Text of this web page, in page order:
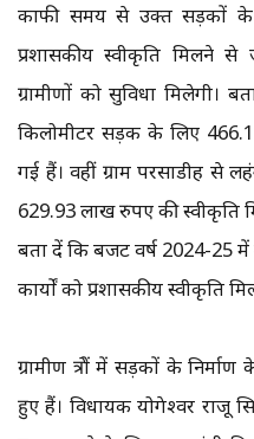
काफी समय से उक्त सड़कों के
प्रशासकीय स्वीकृति मिलने
ग्रामीणों को सुविधा मिलेगी।
किलोमीटर सड़क के लिए
गई हैं। वहीं ग्राम परसाडीह से
629.93 लाख रुपए की स्वीकृति
बता दें कि बजट वर्ष 2024-25
कार्यों को प्रशासकीय स्वीकृति
ग्रामीण क्षेत्रों में सड़कों के
हुए हैं। विधायक योगेश्वर राजू